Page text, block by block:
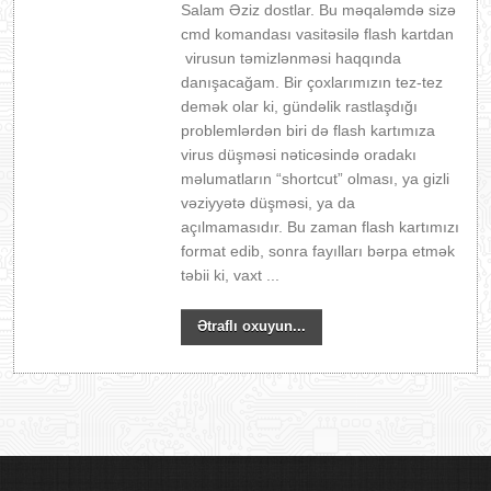
Salam Əziz dostlar. Bu məqaləmdə sizə
cmd komandası vasitəsilə flash kartdan
virusun təmizlənməsi haqqında
danışacağam. Bir çoxlarımızın tez-tez
demək olar ki, gündəlik rastlaşdığı
problemlərdən biri də flash kartımıza
virus düşməsi nəticəsində oradakı
məlumatların “shortcut” olması, ya gizli
vəziyyətə düşməsi, ya da
açılmamasıdır. Bu zaman flash kartımızı
format edib, sonra fayılları bərpa etmək
təbii ki, vaxt ...
Ətraflı oxuyun...